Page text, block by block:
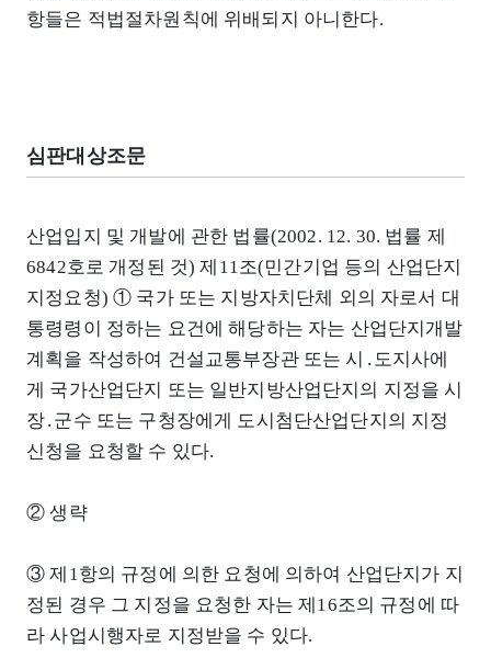
항들은 적법절차원칙에 위배되지 아니한다.
심판대상조문
산업입지 및 개발에 관한 법률(2002. 12. 30. 법률 제
6842호로 개정된 것) 제11조(민간기업 등의 산업단지
지정요청) ① 국가 또는 지방자치단체 외의 자로서 대
통령령이 정하는 요건에 해당하는 자는 산업단지개발
계획을 작성하여 건설교통부장관 또는 시․도지사에
게 국가산업단지 또는 일반지방산업단지의 지정을 시
장․군수 또는 구청장에게 도시첨단산업단지의 지정
신청을 요청할 수 있다.
② 생략
③ 제1항의 규정에 의한 요청에 의하여 산업단지가 지
정된 경우 그 지정을 요청한 자는 제16조의 규정에 따
라 사업시행자로 지정받을 수 있다.